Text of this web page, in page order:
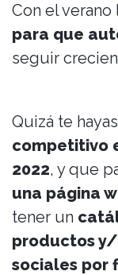
Con el
para que
seguir
Quizá te
competitivo
2022, y que
una página
tener un
productos
sociales por